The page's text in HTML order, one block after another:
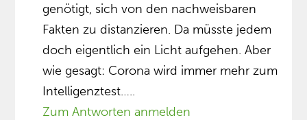
genötigt, sich von den nachweisbaren
Fakten zu distanzieren. Da müsste jedem
doch eigentlich ein Licht aufgehen. Aber
wie gesagt: Corona wird immer mehr zum
Intelligenztest…..
Zum Antworten anmelden